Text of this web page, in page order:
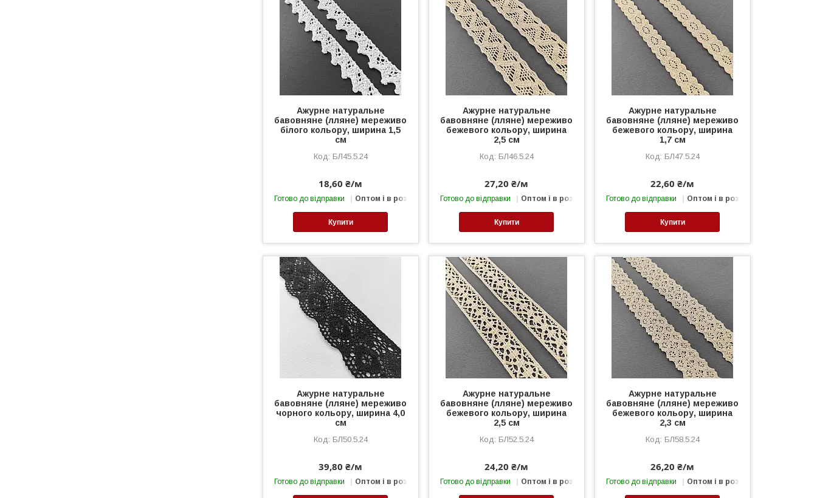
Ажурне натуральне
бавовняне (лляне) мереживо
білого кольору, ширина 1,5
см
БЛ45.5.24
18,60 ₴/м
Готово до відправки Оптом і в роздріб
Купити
Ажурне натуральне
бавовняне (лляне) мереживо
бежевого кольору, ширина
2,5 см
БЛ46.5.24
27,20 ₴/м
Готово до відправки Оптом і в роздріб
Купити
Ажурне натуральне
бавовняне (лляне) мереживо
бежевого кольору, ширина
1,7 см
БЛ47.5.24
22,60 ₴/м
Готово до відправки Оптом і в роздріб
Купити
Ажурне натуральне
бавовняне (лляне) мереживо
чорного кольору, ширина 4,0
см
БЛ50.5.24
39,80 ₴/м
Готово до відправки Оптом і в роздріб
Ажурне натуральне
бавовняне (лляне) мереживо
бежевого кольору, ширина
2,5 см
БЛ52.5.24
24,20 ₴/м
Готово до відправки Оптом і в роздріб
Ажурне натуральне
бавовняне (лляне) мереживо
бежевого кольору, ширина
2,3 см
БЛ58.5.24
26,20 ₴/м
Готово до відправки Оптом і в роздріб